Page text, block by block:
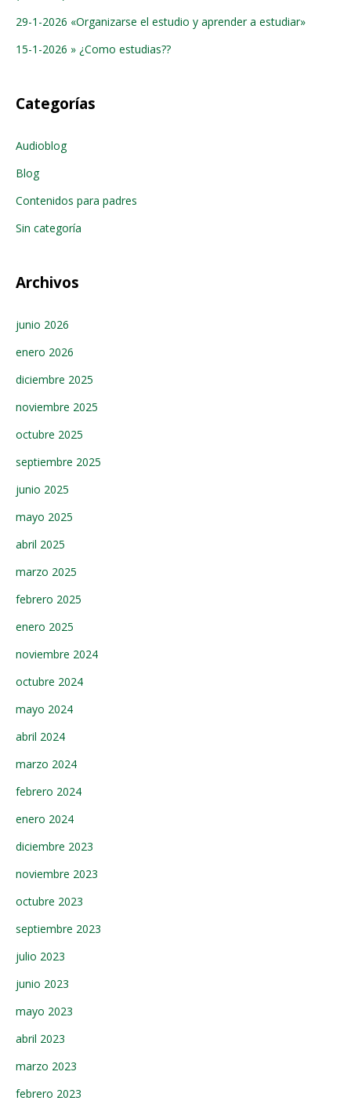
29-1-2026 «Organizarse el estudio y aprender a estudiar»
15-1-2026 » ¿Como estudias??
Categorías
Audioblog
Blog
Contenidos para padres
Sin categoría
Archivos
junio 2026
enero 2026
diciembre 2025
noviembre 2025
octubre 2025
septiembre 2025
junio 2025
mayo 2025
abril 2025
marzo 2025
febrero 2025
enero 2025
noviembre 2024
octubre 2024
mayo 2024
abril 2024
marzo 2024
febrero 2024
enero 2024
diciembre 2023
noviembre 2023
octubre 2023
septiembre 2023
julio 2023
junio 2023
mayo 2023
abril 2023
marzo 2023
febrero 2023